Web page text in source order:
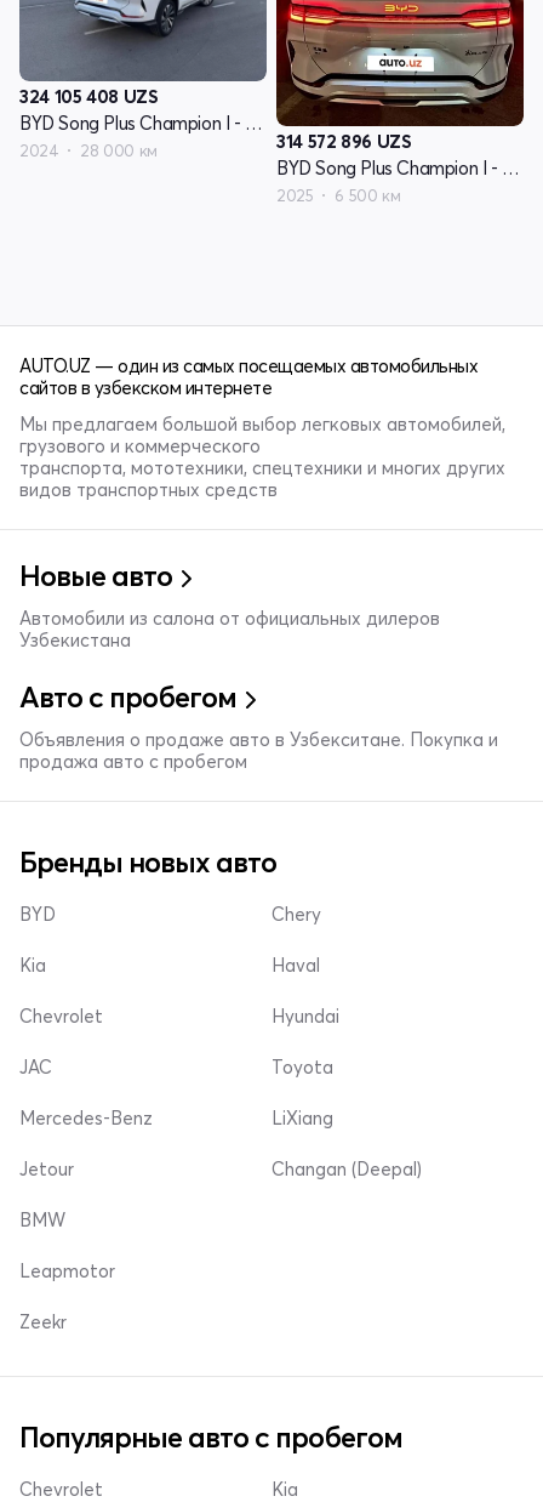
324 105 408 UZS
BYD Song Plus Champion I - поколение
2024 28 000 км 314 572 896 UZS
BYD Song Plus Champion I - поколение
2025 6 500 км
AUTO.UZ — один из самых посещаемых автомобильных
сайтов в узбекском интернете
Мы предлагаем большой выбор легковых автомобилей,
грузового и коммерческого
транспорта, мототехники, спецтехники и многих других
видов транспортных средств
Новые авто
Автомобили из салона от официальных дилеров
Узбекистана
Авто с пробегом
Объявления о продаже авто в Узбекситане. Покупка и
продажа авто с пробегом
Бренды новых авто
BYD
Kia
Chevrolet
Chery
Haval
Hyundai
JAC
Mercedes-Benz
Jetour
Toyota
LiXiang
Changan (Deepal)
BMW
Leapmotor
Zeekr
Популярные авто с пробегом
Chevrolet Kia